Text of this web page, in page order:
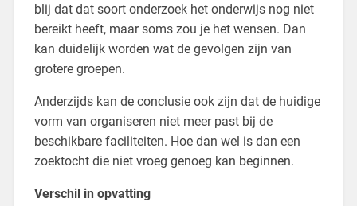
blij dat dat soort onderzoek het onderwijs nog niet
bereikt heeft, maar soms zou je het wensen. Dan
kan duidelijk worden wat de gevolgen zijn van
grotere groepen.
Anderzijds kan de conclusie ook zijn dat de huidige
vorm van organiseren niet meer past bij de
beschikbare faciliteiten. Hoe dan wel is dan een
zoektocht die niet vroeg genoeg kan beginnen.
Verschil in opvatting